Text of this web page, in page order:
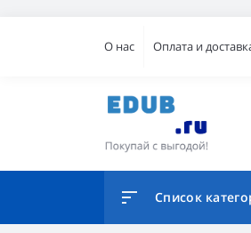
О нас Оплата и
Список